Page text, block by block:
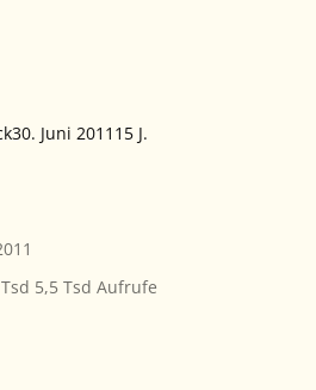
30. Juni 2011 15 J.
5,5 Tsd Aufrufe